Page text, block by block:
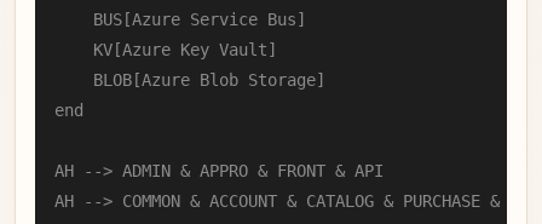
        BUS[Azure Service Bus]
        KV[Azure Key Vault]
        BLOB[Azure Blob Storage]
    end
    AH --> ADMIN & APPRO & FRONT & API
AH --> COMMON & ACCOUNT & CATALOG & PURCHASE &